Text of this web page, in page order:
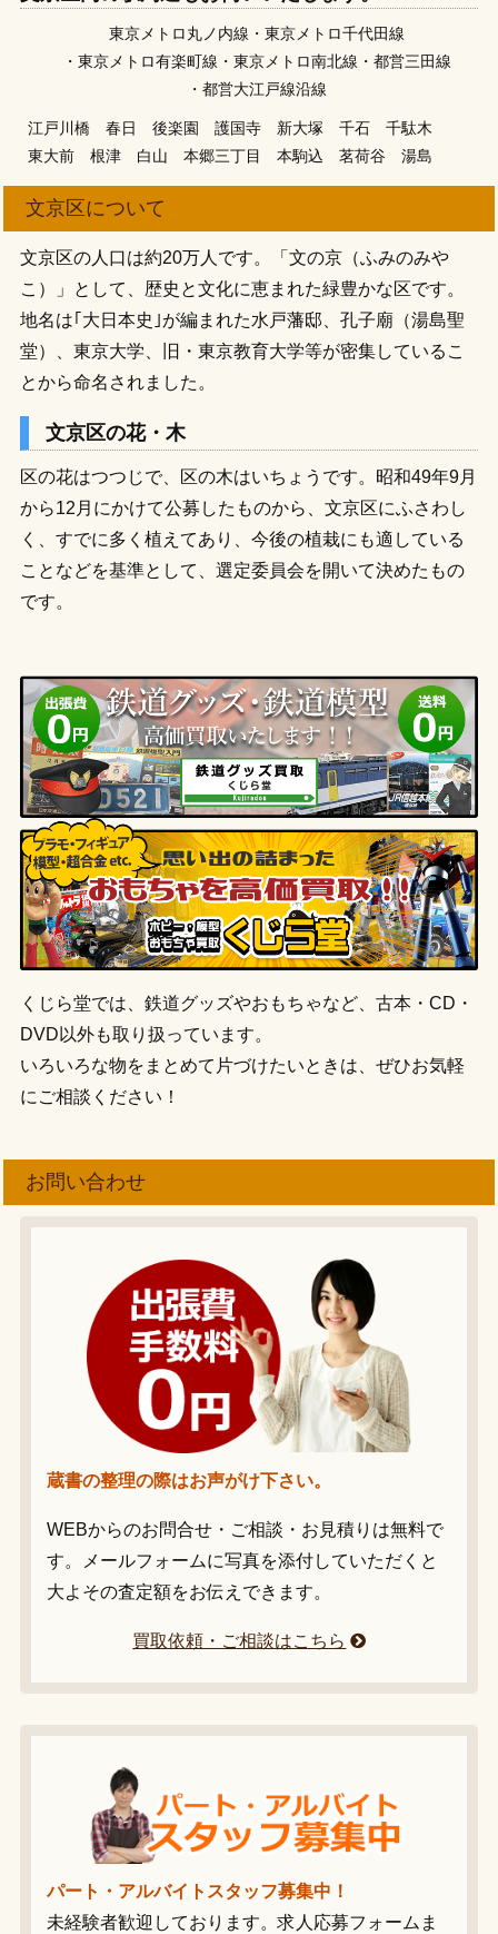
東京メトロ丸ノ内線
東京メトロ千代田線
東京メトロ有楽町線
東京メトロ南北線
都営三田線
都営大江戸線沿線
江戸川橋 春日 後楽園 護国寺 新大塚 千石
千駄木
東大前
根津 白山 本郷三丁目 本駒込 茗荷谷 湯島
文京区について
文京区の人口は約20万人です。「文の京（ふみのみや
こ）」として、歴史と文化に恵まれた緑豊かな区です。
地名は｢大日本史｣が編まれた水戸藩邸、孔子廟（湯島聖
堂）、東京大学、旧・東京教育大学等が密集しているこ
とから命名されました。
文京区の花・木
区の花はつつじで、区の木はいちょうです。昭和49年9月
から12月にかけて公募したものから、文京区にふさわし
く、すでに多く植えてあり、今後の植栽にも適している
ことなどを基準として、選定委員会を開いて決めたもの
です。
くじら堂では、鉄道グッズやおもちゃなど、古本・CD・
DVD以外も取り扱っています。
いろいろな物をまとめて片づけたいときは、ぜひお気軽
にご相談ください！
お問い合わせ
蔵書の整理の際はお声がけ下さい。
WEBからのお問合せ・ご相談・お見積りは無料で
す。メールフォームに写真を添付していただくと
大よその査定額をお伝えできます。
買取依頼・ご相談はこちら
パート・アルバイトスタッフ募集中！
未経験者歓迎しております。求人応募フォームま